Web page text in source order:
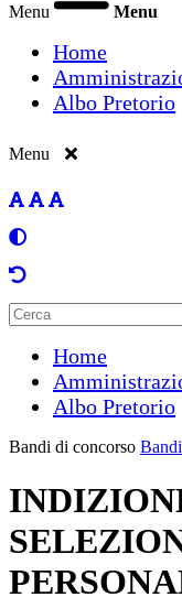
Menu Menu
Home
Albo Pretorio
Menu
Home
Albo Pretorio
Bandi di concorso